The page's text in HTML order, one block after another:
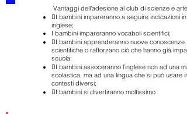
Vantaggi dell'adesione al club di scienze e arte:
I bambini impareranno a seguire indicazioni in
inglese;
I bambini impareranno vocaboli scientifici;
I bambini apprenderanno nuove conoscenze
scientifiche o rafforzano ciò che hanno già
scuola;
I bambini assoceranno l'inglese non ad una
scolastica, ma ad una lingua che si può usare in
contesti diversi;
I bambini si divertiranno moltissimo